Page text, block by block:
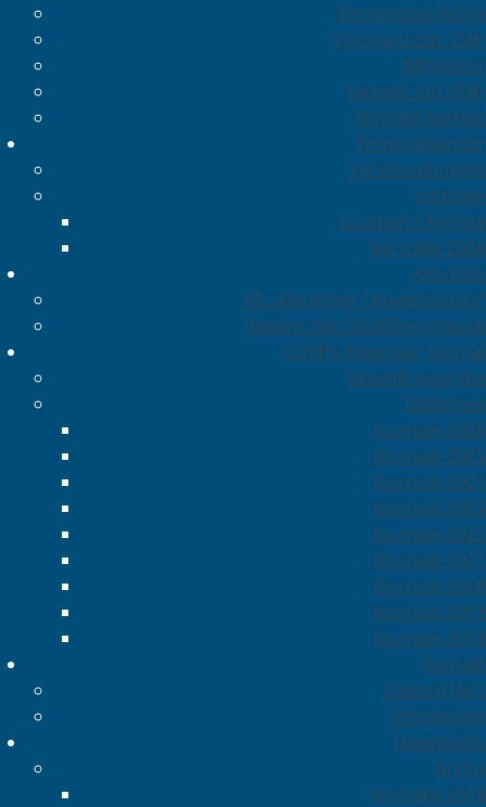
Vereinsgeschichte
Vorstand des VSIH
Mitglieder
Satzung des VSIH
Mitglied werden
Terminkalender
Veranstaltungen
Vorträge
Location / Anreise
Vorträge 2026
Aktuelles
AG „Maritimer Umweltschutz“
Vereine der Schiffsingenieure
Schiffs-Ingenieur Journal
Aktuelle Ausgabe
Bibliothek
Journale-2026
Journale-2025
Journale-2024
Journale-2023
Journale-2022
Journale-2021
Journale-2020
Journale-2019
Journale-2018
Kontakt
Datenschutz
Impressum
Downloads
Archiv
Vorträge 2018